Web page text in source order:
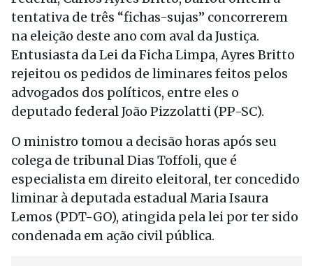
tentativa de três “fichas-sujas” concorrerem
na eleição deste ano com aval da Justiça.
Entusiasta da Lei da Ficha Limpa, Ayres Britto
rejeitou os pedidos de liminares feitos pelos
advogados dos políticos, entre eles o
deputado federal João Pizzolatti (PP-SC).
O ministro tomou a decisão horas após seu
colega de tribunal Dias Toffoli, que é
especialista em direito eleitoral, ter concedido
liminar à deputada estadual Maria Isaura
Lemos (PDT-GO), atingida pela lei por ter sido
condenada em ação civil pública.